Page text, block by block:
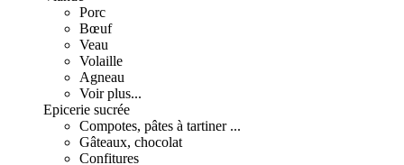
Porc
Bœuf
Veau
Volaille
Agneau
Voir plus...
Epicerie sucrée
Compotes, pâtes à tartiner ...
Gâteaux, chocolat
Confitures